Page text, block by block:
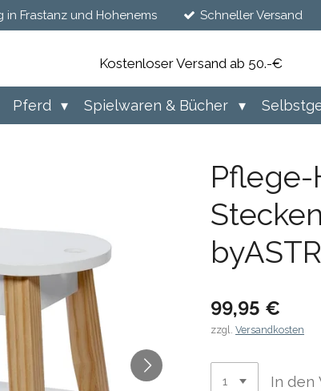
in Frastanz und Hohenems Schneller Versand
Kostenloser Versand ab 50.-€
Pferd Spielwaren & Bücher
99,95 €
zzgl. Versandkosten
In den